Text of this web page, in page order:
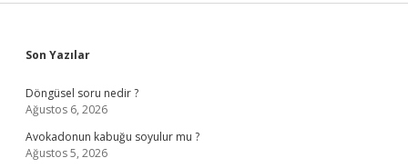
Sidebar
Son Yazılar
Döngüsel soru nedir ?
Ağustos 6, 2026
Avokadonun kabuğu soyulur mu ?
Ağustos 5, 2026